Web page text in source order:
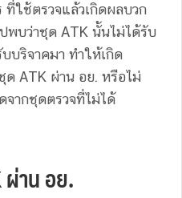
ที่ใช้ตรวจแล้วเกิดผลบวก
พบว่าชุด ATK นั้นไม่ได้รับ
บริจาคมา ทำให้เกิด
ด ATK ผ่าน อย. หรือไม่
จากชุดตรวจที่ไม่ได้
าน อย.